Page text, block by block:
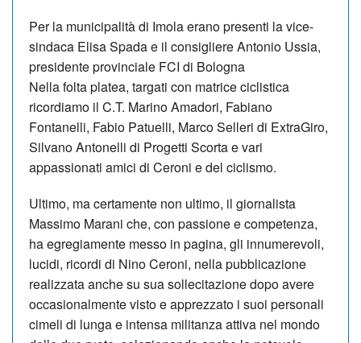
Per la municipalità di Imola erano presenti la vice-
sindaca Elisa Spada e il consigliere Antonio Ussia,
presidente provinciale FCI di Bologna
Nella folta platea, targati con matrice ciclistica
ricordiamo il C.T. Marino Amadori, Fabiano
Fontanelli, Fabio Patuelli, Marco Selleri di ExtraGiro,
Silvano Antonelli di Progetti Scorta e vari
appassionati amici di Ceroni e del ciclismo.
Ultimo, ma certamente non ultimo, il giornalista
Massimo Marani che, con passione e competenza,
ha egregiamente messo in pagina, gli innumerevoli,
lucidi, ricordi di Nino Ceroni, nella pubblicazione
realizzata anche su sua sollecitazione dopo avere
occasionalmente visto e apprezzato i suoi personali
cimeli di lunga e intensa militanza attiva nel mondo